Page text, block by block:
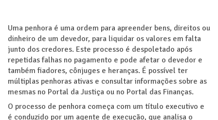
Uma penhora é uma ordem para apreender bens, direitos ou
dinheiro de um devedor, para liquidar os valores em falta
junto dos credores. Este processo é despoletado após
repetidas falhas no pagamento e pode afetar o devedor e
também fiadores, cônjuges e heranças. É possível ter
múltiplas penhoras ativas e consultar informações sobre as
mesmas no Portal da Justiça ou no Portal das Finanças.
O processo de penhora começa com um título executivo e
é conduzido por um agente de execução, que analisa o